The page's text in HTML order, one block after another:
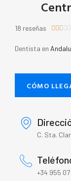
18 reseñas     
Dentista en
CÓMO
C. Sta.
+34 955